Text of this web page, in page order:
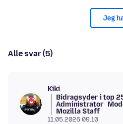
Jeg
Alle svar (5)
Kiki
Bidragsyder i top
Administrator
Mozilla Staff
11.05.2026 09.10